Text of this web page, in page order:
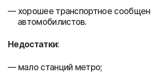
хорошее транспортное
автомобилистов.
Недостатки:
мало станций метро;